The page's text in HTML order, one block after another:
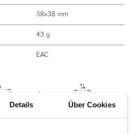
Details Über Cookies
38x38 mm
43 g
EAC